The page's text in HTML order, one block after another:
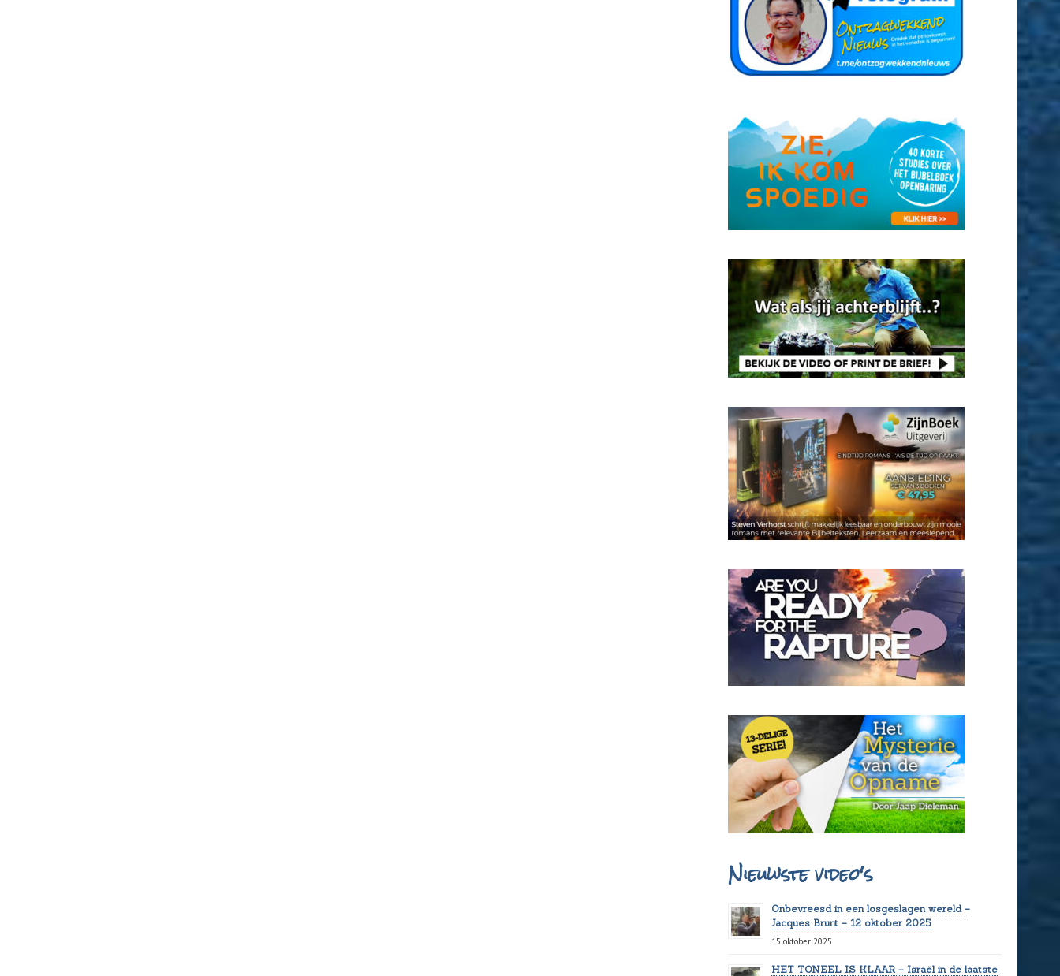
Nieuwste video's
Onbevreesd in een losgeslagen wereld –
Jacques Brunt – 12 oktober 2025
15 oktober 2025
HET TONEEL IS KLAAR – Israël in de laatste